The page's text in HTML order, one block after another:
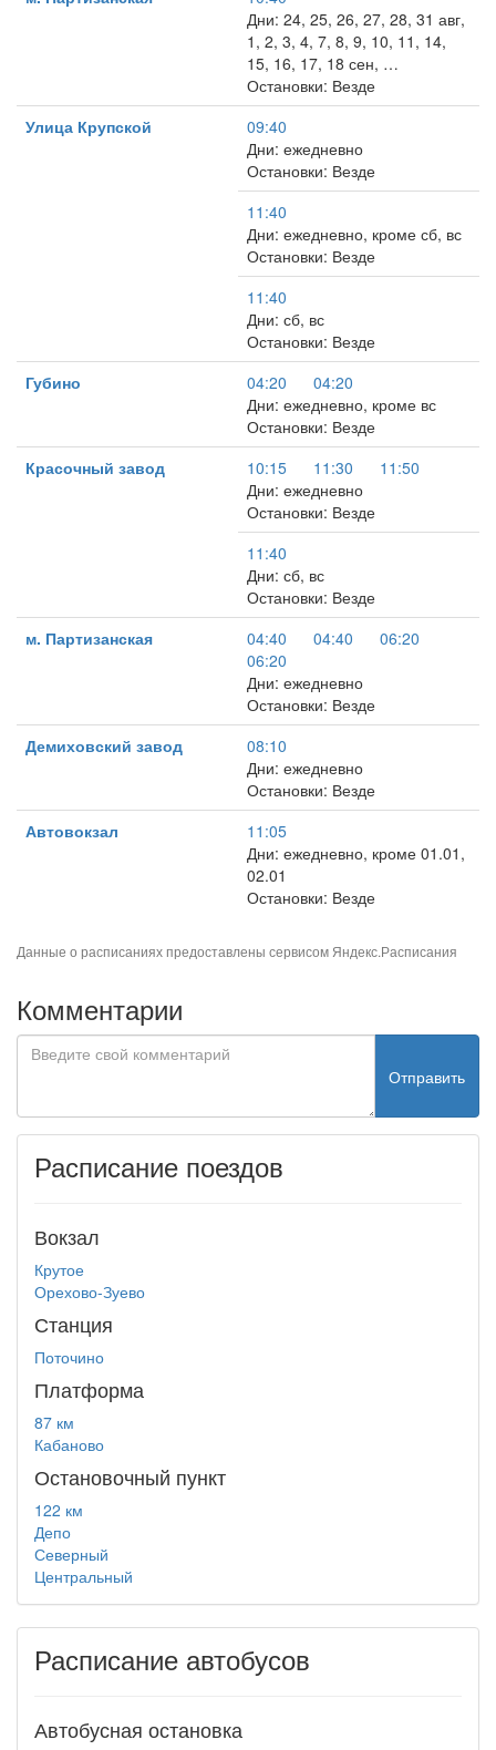
Дни: 24, 25, 26, 27, 28, 31 авг,
1, 2, 3, 4, 7, 8, 9, 10, 11, 14,
15, 16, 17, 18 сен, …
Остановки: Везде
Улица Крупской
09:40
Дни: ежедневно
Остановки: Везде
11:40
Дни: ежедневно, кроме сб, вс
Остановки: Везде
11:40
Дни: сб, вс
Остановки: Везде
Губино
04:20
04:20
Дни: ежедневно, кроме вс
Остановки: Везде
Красочный завод
10:15 11:30
11:50
Дни: ежедневно
Остановки: Везде
11:40
Дни: сб, вс
Остановки: Везде
м. Партизанская
04:40 04:40
06:20
06:20
Дни: ежедневно
Остановки: Везде
Демиховский завод
08:10
Дни: ежедневно
Остановки: Везде
Автовокзал
11:05
Дни: ежедневно, кроме 01.01,
02.01
Остановки: Везде
Данные о расписаниях предоставлены сервисом Яндекс.Расписания
Комментарии
Отправить
Расписание поездов
Вокзал
Крутое
Орехово-Зуево
Станция
Поточино
Платформа
87 км
Кабаново
Остановочный пункт
122 км
Депо
Северный
Центральный
Расписание автобусов
Автобусная остановка